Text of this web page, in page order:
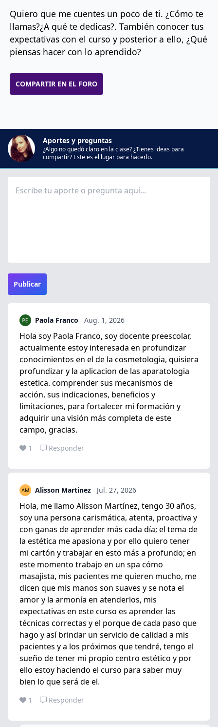
Quiero que me cuentes un poco de ti. ¿Cómo te
llamas?¿A qué te dedicas?. También conocer tus
expectativas con el curso y posterior a ello, ¿Qué
piensas hacer con lo aprendido?
COMPARTIR EN EL FORO
Aportes y preguntas
¿Algo no quedó claro en la clase? ¿Tienes ideas para
compartir? Este es el lugar para hacerlo.
Publicar
Paola Franco Aug. 1, 2026
Hola soy Paola Franco, soy docente preescolar,
actualmente estoy interesada en profundizar
conocimientos en el de la cosmetologia, quisiera
profundizar y la aplicacion de las aparatologia
estetica. comprender sus mecanismos de
acción, sus indicaciones, beneficios y
limitaciones, para fortalecer mi formación y
adquirir una visión más completa de este
campo, gracias.
1 Responder
Alisson Martinez Jul. 27, 2026
Hola, me llamo Alisson Martínez, tengo 30 años,
soy una persona carismática, atenta, proactiva y
con ganas de aprender más cada día; el tema de
la estética me apasiona y por ello quiero tener
mi cartón y trabajar en esto más a profundo; en
este momento trabajo en un spa cómo
masajista, mis pacientes me quieren mucho, me
dicen que mis manos son suaves y se nota el
amor y la armonía en atenderlos, mis
expectativas en este curso es aprender las
técnicas correctas y el porque de cada paso que
hago y así brindar un servicio de calidad a mis
pacientes y a los próximos que tendré, tengo el
sueño de tener mi propio centro estético y por
ello estoy haciendo el curso para saber muy
bien lo que será de el.
1 Responder